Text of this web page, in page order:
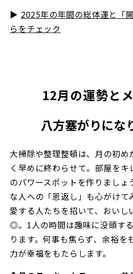
▶︎ 2025年の年間の総体運と「
らをチェック
12月の運勢と
八方塞がりにな
大掃除や整理整頓は、月の初め
く早めに終わらせて。部屋を
のパワースポットを作りましょ
な人への「恩返し」も心がけて
愛する人たちを招いて、おいし
◎。1人の時間は趣味に没頭す
ります。何事も焦らず、余裕を
力が幸福をもたらします。